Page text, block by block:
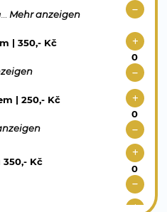
Mehr anzeigen
| 350,- Kč
| 250,- Kč
Kč